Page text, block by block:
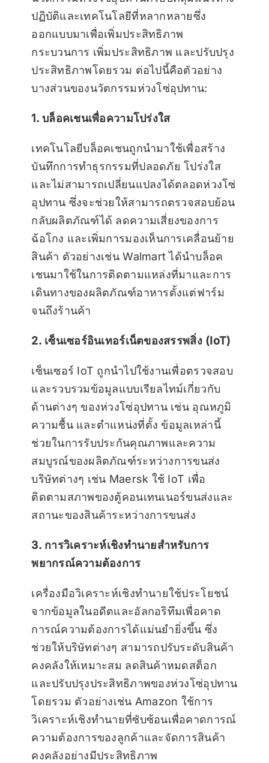
ปฏิบัติและเทคโนโลยีที่หลากหลายซึ่ง
ออกแบบมาเพื่อเพิ่มประสิทธิภาพ
กระบวนการ เพิ่มประสิทธิภาพ และปรับปรุง
ประสิทธิภาพโดยรวม ต่อไปนี้คือตัวอย่าง
บางส่วนของนวัตกรรมห่วงโซ่อุปทาน:
1. บล็อคเชนเพื่อความโปร่งใส
เทคโนโลยีบล็อคเชนถูกนำมาใช้เพื่อสร้าง
บันทึกการทำธุรกรรมที่ปลอดภัย โปร่งใส
และไม่สามารถเปลี่ยนแปลงได้ตลอดห่วงโซ่
อุปทาน ซึ่งจะช่วยให้สามารถตรวจสอบย้อน
กลับผลิตภัณฑ์ได้ ลดความเสี่ยงของการ
ฉ้อโกง และเพิ่มการมองเห็นการเคลื่อนย้าย
สินค้า ตัวอย่างเช่น Walmart ได้นำบล็อค
เชนมาใช้ในการติดตามแหล่งที่มาและการ
เดินทางของผลิตภัณฑ์อาหารตั้งแต่ฟาร์ม
จนถึงร้านค้า
2. เซ็นเซอร์อินเทอร์เน็ตของสรรพสิ่ง (IoT)
เซ็นเซอร์ IoT ถูกนำไปใช้งานเพื่อตรวจสอบ
และรวบรวมข้อมูลแบบเรียลไทม์เกี่ยวกับ
ด้านต่างๆ ของห่วงโซ่อุปทาน เช่น อุณหภูมิ
ความชื้น และตำแหน่งที่ตั้ง ข้อมูลเหล่านี้
ช่วยในการรับประกันคุณภาพและความ
สมบูรณ์ของผลิตภัณฑ์ระหว่างการขนส่ง
บริษัทต่างๆ เช่น Maersk ใช้ IoT เพื่อ
ติดตามสภาพของตู้คอนเทนเนอร์ขนส่งและ
สถานะของสินค้าระหว่างการขนส่ง
3. การวิเคราะห์เชิงทำนายสำหรับการ
พยากรณ์ความต้องการ
เครื่องมือวิเคราะห์เชิงทำนายใช้ประโยชน์
จากข้อมูลในอดีตและอัลกอริทึมเพื่อคาด
การณ์ความต้องการได้แม่นยำยิ่งขึ้น ซึ่ง
ช่วยให้บริษัทต่างๆ สามารถปรับระดับสินค้า
คงคลังให้เหมาะสม ลดสินค้าหมดสต็อก
และปรับปรุงประสิทธิภาพของห่วงโซ่อุปทาน
โดยรวม ตัวอย่างเช่น Amazon ใช้การ
วิเคราะห์เชิงทำนายที่ซับซ้อนเพื่อคาดการณ์
ความต้องการของลูกค้าและจัดการสินค้า
คงคลังอย่างมีประสิทธิภาพ